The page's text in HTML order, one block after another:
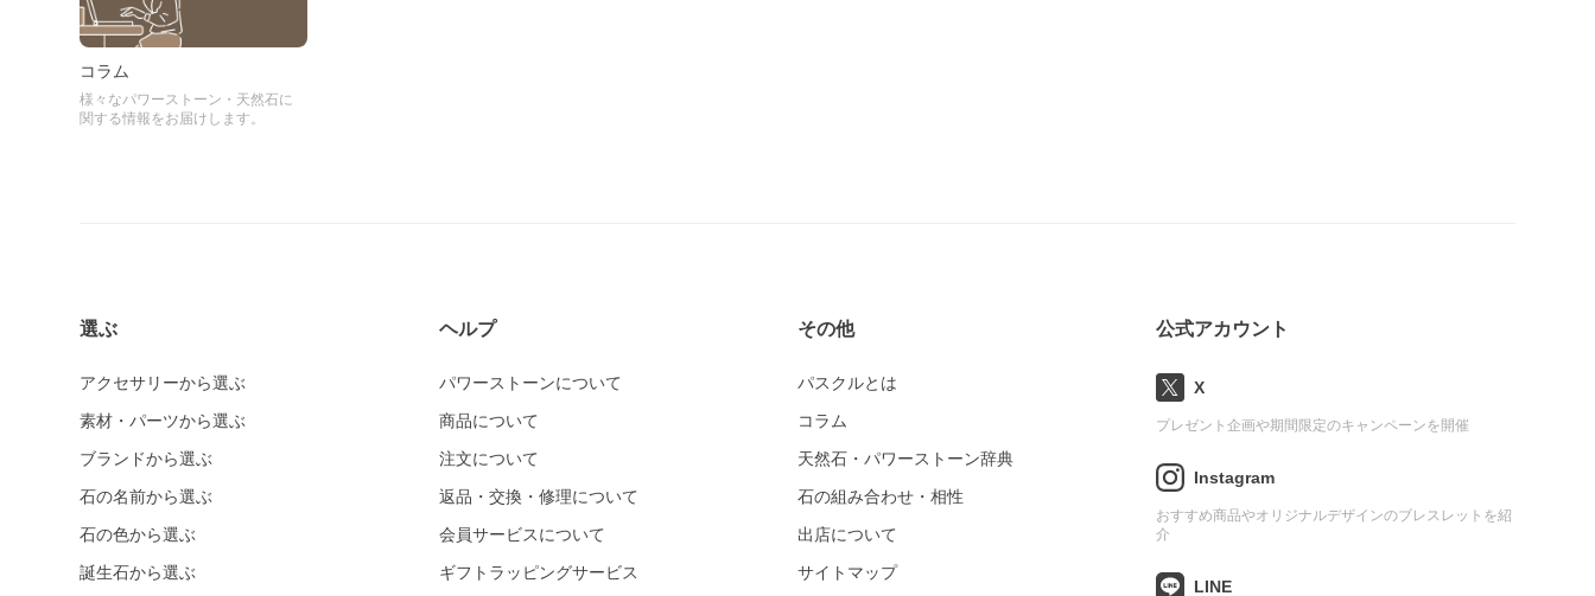
コラム
様々なパワーストーン・天然石に
関する情報をお届けします。
選ぶ
アクセサリーから選ぶ
素材・パーツから選ぶ
ブランドから選ぶ
石の名前から選ぶ
石の色から選ぶ
誕生石から選ぶ
ヘルプ
パワーストーンについて
商品について
注文について
返品・交換・修理について
会員サービスについて
ギフトラッピングサービス
その他
パスクルとは
コラム
天然石・パワーストーン辞典
石の組み合わせ・相性
出店について
サイトマップ
公式アカウント
X
プレゼント企画や期間限定のキャンペーンを開催
Instagram
おすすめ商品やオリジナルデザインのブレスレットを紹
介
LINE